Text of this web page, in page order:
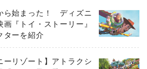
ら始まった！ ディズニ
『トイ・ストーリー』
ターを紹介
ーリゾート】アトラクシ